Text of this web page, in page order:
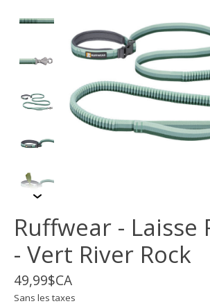
Ruffwear - Laisse
- Vert River Rock
49,99$CA
Sans les taxes